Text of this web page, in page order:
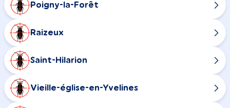
Poigny-la-Forêt
Raizeux
Saint-Hilarion
Vieille-église-en-Yvelines